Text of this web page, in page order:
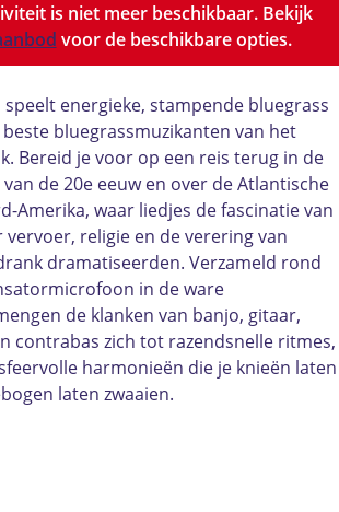
is niet meer beschikbaar. Bekijk
voor de beschikbare opties.
speelt energieke, stampende bluegrass
bluegrassmuzikanten van het
Bereid je voor op een reis terug in de
de 20e eeuw en over de Atlantische
Amerika, waar liedjes de fascinatie van
vervoer, religie en de verering van
dramatiseerden. Verzameld rond
in de ware
de klanken van banjo, gitaar,
contrabas zich tot razendsnelle ritmes,
harmonieën die je knieën laten
laten zwaaien.